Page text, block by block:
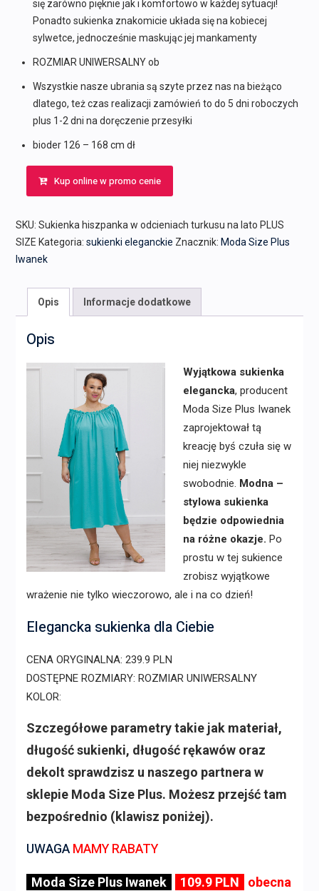
się zarówno pięknie jak i komfortowo w każdej sytuacji!
Ponadto sukienka znakomicie układa się na kobiecej
sylwetce, jednocześnie maskując jej mankamenty
ROZMIAR UNIWERSALNY ob
Wszystkie nasze ubrania są szyte przez nas na bieżąco
dlatego, też czas realizacji zamówień to do 5 dni roboczych
plus 1-2 dni na doręczenie przesyłki
bioder 126 – 168 cm dł
Kup online w promo cenie
SKU: Sukienka hiszpanka w odcieniach turkusu na lato PLUS
SIZE Kategoria: sukienki eleganckie Znacznik: Moda Size Plus
Iwanek
Opis Informacje dodatkowe
Opis
Wyjątkowa sukienka
elegancka, producent
Moda Size Plus Iwanek
zaprojektował tą
kreację byś czuła się w
niej niezwykle
swobodnie. Modna –
stylowa sukienka
będzie odpowiednia
na różne okazje. Po
prostu w tej sukience
zrobisz wyjątkowe
wrażenie nie tylko wieczorowo, ale i na co dzień!
Elegancka sukienka dla Ciebie
CENA ORYGINALNA: 239.9 PLN
DOSTĘPNE ROZMIARY: ROZMIAR UNIWERSALNY
KOLOR:
Szczegółowe parametry takie jak materiał,
długość sukienki, długość rękawów oraz
dekolt sprawdzisz u naszego partnera w
sklepie Moda Size Plus. Możesz przejść tam
bezpośrednio (klawisz poniżej).
UWAGAMAMY RABATY
Moda Size Plus Iwanek 109.9 PLN
obecna